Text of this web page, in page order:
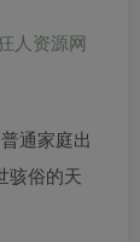
人资源网
通家庭出
骇俗的天